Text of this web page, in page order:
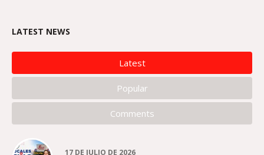
LATEST NEWS
Latest
Popular
Comments
17 DE JULIO DE 2026